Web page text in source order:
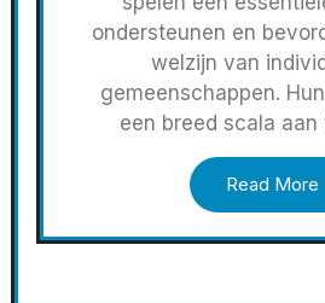
ondersteunen en
welzijn van
gemeenschappen.
een breed scala
Read More